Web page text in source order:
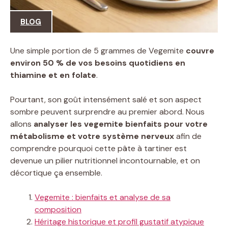
BLOG
Une simple portion de 5 grammes de Vegemite couvre
environ 50 % de vos besoins quotidiens en
thiamine et en folate.
Pourtant, son goût intensément salé et son aspect
sombre peuvent surprendre au premier abord. Nous
allons analyser les vegemite bienfaits pour votre
métabolisme et votre système nerveuxafin de
comprendre pourquoi cette pâte à tartiner est
devenue un pilier nutritionnel incontournable, et on
décortique ça ensemble.
Vegemite : bienfaits et analyse de sa
composition
Héritage historique et profil gustatif atypique